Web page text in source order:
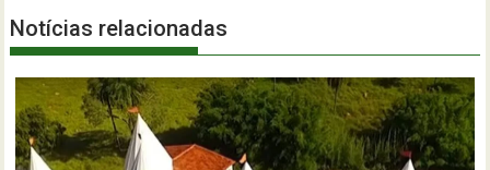
Notícias relacionadas